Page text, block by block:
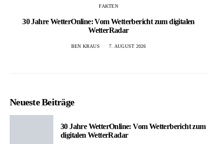
FAKTEN
30 Jahre WetterOnline: Vom Wetterbericht zum digitalen
WetterRadar
BEN KRAUS 7. AUGUST 2026
Neueste Beiträge
30 Jahre WetterOnline: Vom Wetterbericht zum
digitalen WetterRadar